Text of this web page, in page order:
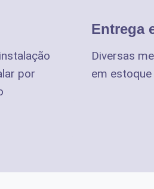
por
Entrega
Diversas
em